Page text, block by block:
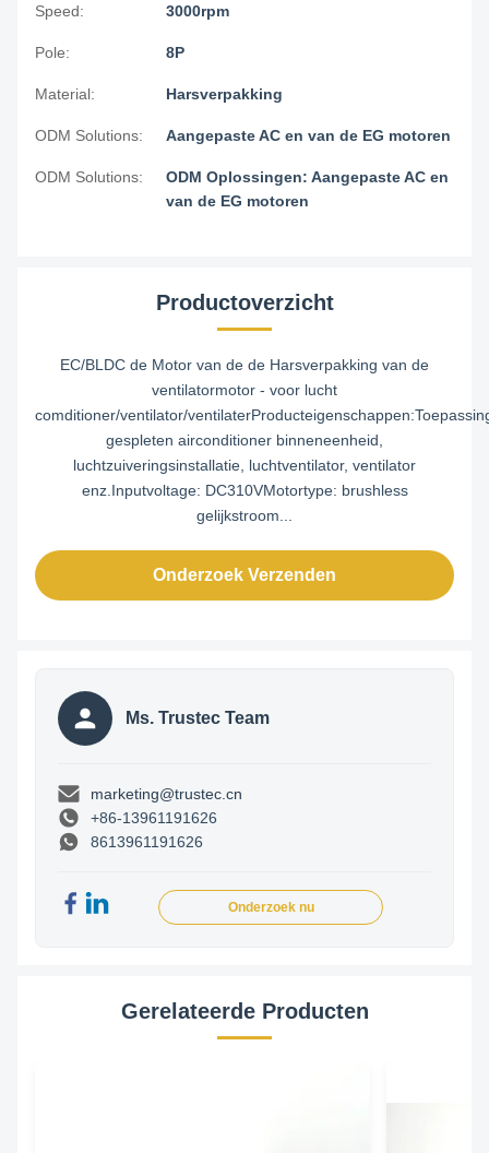
Speed: 3000rpm
Pole: 8P
Material: Harsverpakking
ODM Solutions: Aangepaste AC en van de EG motoren
ODM Solutions:
ODM Oplossingen: Aangepaste AC en
van de EG motoren
Productoverzicht
EC/BLDC de Motor van de de Harsverpakking van de
ventilatormotor - voor lucht
comditioner/ventilator/
gespleten airconditioner binneneenheid,
luchtzuiveringsinstallatie, luchtventilator, ventilator
enz.Inputvoltage: DC310VMotortype: brushless
gelijkstroom...
Onderzoek Verzenden
Ms. Trustec Team
marketing@trustec.cn
+86-13961191626
8613961191626
Onderzoek nu
Gerelateerde Producten